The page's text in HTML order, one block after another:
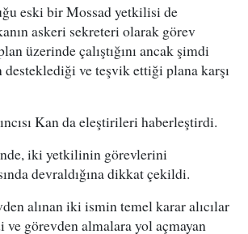
eski bir Mossad yetkilisi de
askeri sekreteri olarak görev
üzerinde çalıştığını ancak şimdi
ve teşvik ettiği plana karşı
Kan da eleştirileri haberleştirdi.
iki yetkilinin görevlerini
devraldığına dikkat çekildi.
alınan iki ismin temel karar alıcılar
ve görevden almalara yol açmayan